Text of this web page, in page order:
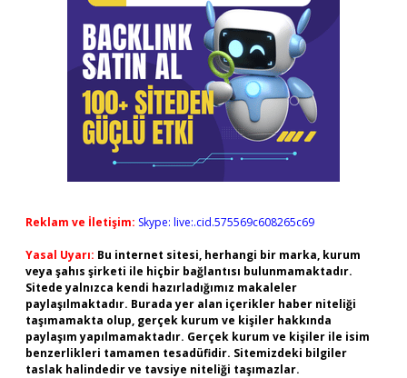
Reklam ve İletişim: Skype: live:.cid.575569c608265c69
Yasal Uyarı: Bu internet sitesi, herhangi bir marka, kurum
veya şahıs şirketi ile hiçbir bağlantısı bulunmamaktadır.
Sitede yalnızca kendi hazırladığımız makaleler
paylaşılmaktadır. Burada yer alan içerikler haber niteliği
taşımamakta olup, gerçek kurum ve kişiler hakkında
paylaşım yapılmamaktadır. Gerçek kurum ve kişiler ile isim
benzerlikleri tamamen tesadüfidir. Sitemizdeki bilgiler
taslak halindedir ve tavsiye niteliği taşımazlar.